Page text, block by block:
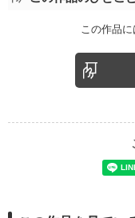
この作品